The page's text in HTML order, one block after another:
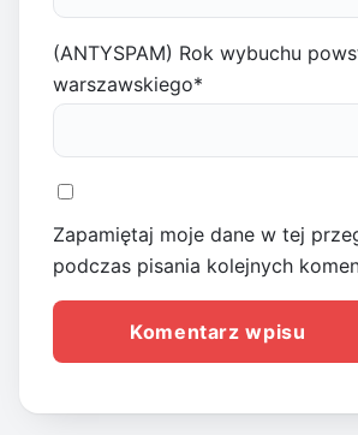
(ANTYSPAM) Rok wybuchu
warszawskiego*
Zapamiętaj moje dane w tej
podczas pisania kolejnych